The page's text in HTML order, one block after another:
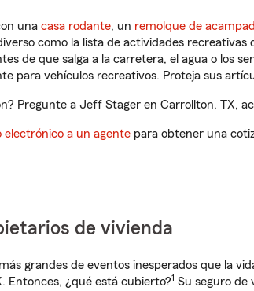
una casa rodante, un remolque de
como la lista de actividades
de que salga a la carretera, el agua o los
para vehículos recreativos. Proteja sus
Pregunte a Jeff Stager en Carrollton, TX,
electrónico a un agente para obtener una
de vivienda
grandes de eventos inesperados que la
Entonces, ¿qué está cubierto?1 Su seguro de